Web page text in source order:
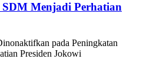
Menjadi Perhatian
pada Peningkatan
Presiden Jokowi